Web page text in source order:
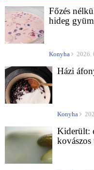
Főzés
hideg
Konyha 2026.
Házi
Konyha
Kiderült: